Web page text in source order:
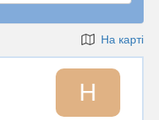
На карті
H